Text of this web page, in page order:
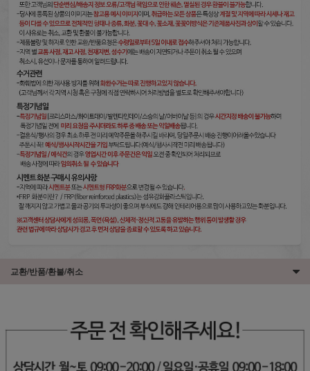
교환/반품/환불/취소